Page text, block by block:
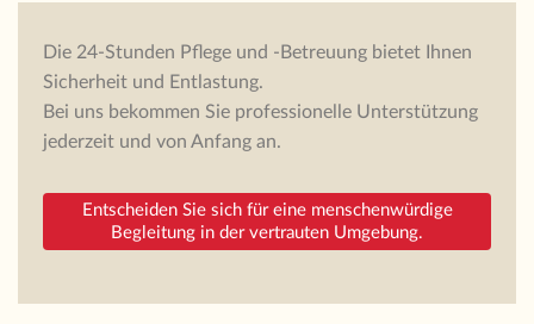
Die 24-Stunden Pflege und -Betreuung bietet Ihnen
Sicherheit und Entlastung.
Bei uns bekommen Sie professionelle Unterstützung
jederzeit und von Anfang an.
Entscheiden Sie sich für eine menschenwürdige
Begleitung in der vertrauten Umgebung.